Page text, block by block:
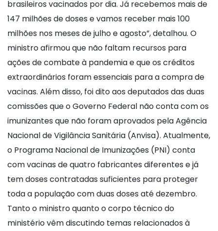
brasileiros vacinados por dia. Já recebemos mais de
147 milhões de doses e vamos receber mais 100
milhões nos meses de julho e agosto”, detalhou. O
ministro afirmou que não faltam recursos para
ações de combate à pandemia e que os créditos
extraordinários foram essenciais para a compra de
vacinas. Além disso, foi dito aos deputados das duas
comissões que o Governo Federal não conta com os
imunizantes que não foram aprovados pela Agência
Nacional de Vigilância Sanitária (Anvisa). Atualmente,
o Programa Nacional de Imunizações (PNI) conta
com vacinas de quatro fabricantes diferentes e já
tem doses contratadas suficientes para proteger
toda a população com duas doses até dezembro.
Tanto o ministro quanto o corpo técnico do
ministério vêm discutindo temas relacionados à